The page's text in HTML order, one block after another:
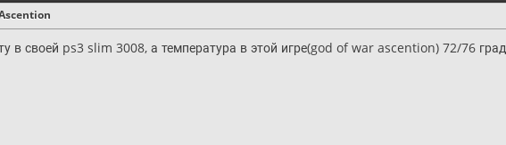
в своей ps3 slim 3008, а температура в этой игре(god of war ascention) 72/76